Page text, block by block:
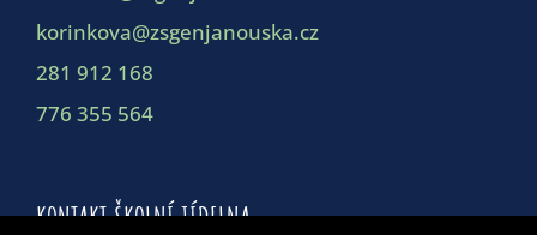
korinkova@zsgenjanouska.cz
281 912 168
776 355 564
KONTAKT ŠKOLNÍ JÍDELNA